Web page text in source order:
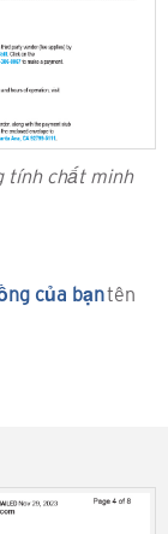
tính chất minh
của bạntên